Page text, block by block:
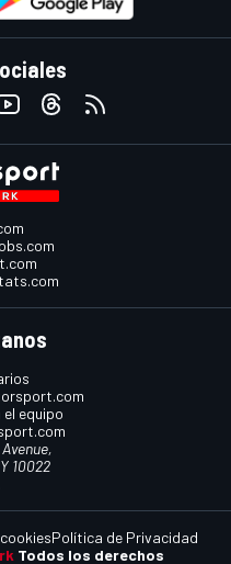
equipo
10022
Todos los derechos
Política de Privacidad